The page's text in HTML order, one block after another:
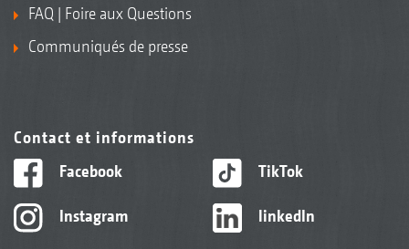
FAQ | Foire aux Questions
Communiqués de presse
Contact et informations
Facebook
Instagram
TikTok
linkedIn